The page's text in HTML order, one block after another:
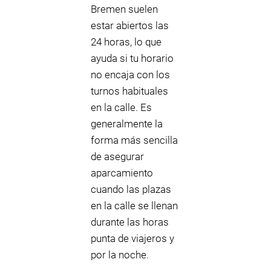
Bremen suelen
estar abiertos las
24 horas, lo que
ayuda si tu horario
no encaja con los
turnos habituales
en la calle. Es
generalmente la
forma más sencilla
de asegurar
aparcamiento
cuando las plazas
en la calle se llenan
durante las horas
punta de viajeros y
por la noche.